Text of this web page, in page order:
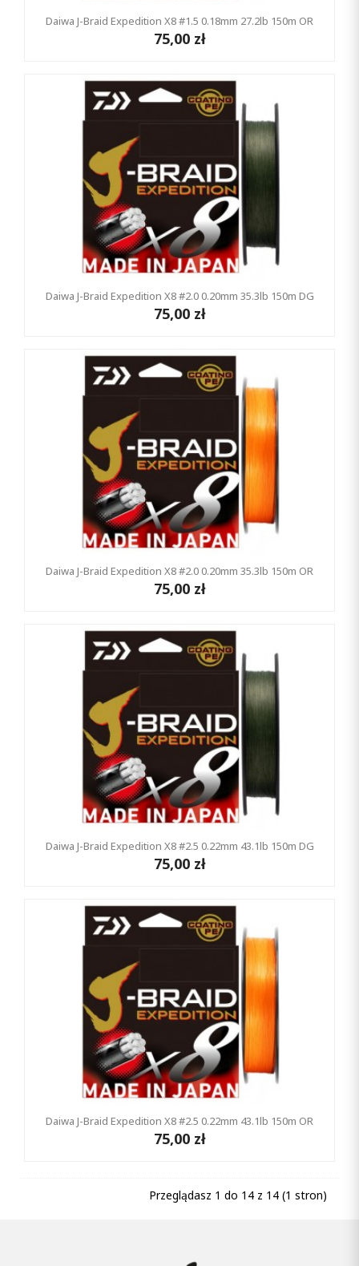
Daiwa J-Braid Expedition X8 #1.5 0.18mm 27.2lb 150m OR
75,00 zł
Daiwa J-Braid Expedition X8 #2.0 0.20mm 35.3lb 150m DG
75,00 zł
Daiwa J-Braid Expedition X8 #2.0 0.20mm 35.3lb 150m OR
75,00 zł
Daiwa J-Braid Expedition X8 #2.5 0.22mm 43.1lb 150m DG
75,00 zł
Daiwa J-Braid Expedition X8 #2.5 0.22mm 43.1lb 150m OR
75,00 zł
Przeglądasz 1 do 14 z 14 (1 stron)